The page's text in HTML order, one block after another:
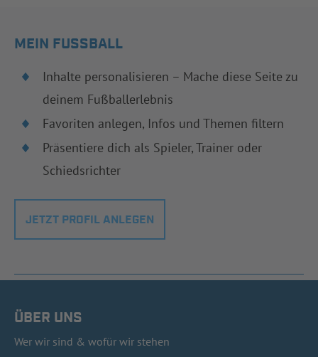
MEIN FUSSBALL
Inhalte personalisieren – Mache diese Seite zu
deinem Fußballerlebnis
Favoriten anlegen, Infos und Themen filtern
Präsentiere dich als Spieler, Trainer oder
Schiedsrichter
JETZT PROFIL ANLEGEN
ÜBER UNS
Wer wir sind & wofür wir stehen